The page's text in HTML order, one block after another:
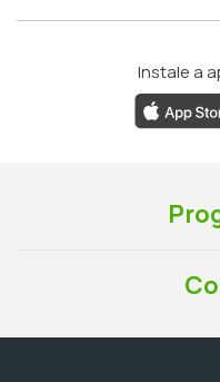
Instale a